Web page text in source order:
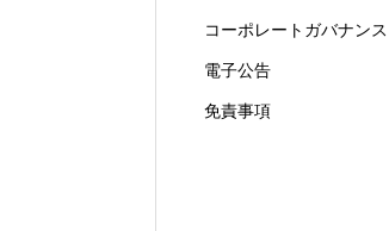
コーポレートガバナンス
電子公告
免責事項